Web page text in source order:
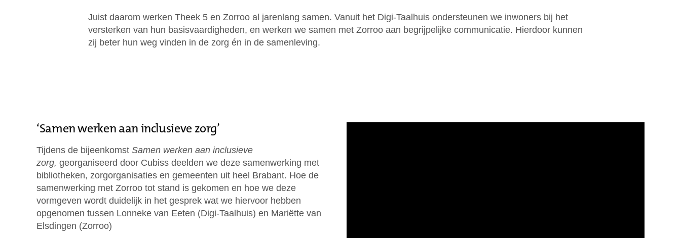
Juist daarom werken Theek 5 en Zorroo al jarenlang samen. Vanuit het Digi-Taalhuis ondersteunen we inwoners bij het
versterken van hun basisvaardigheden, en werken we samen met Zorroo aan begrijpelijke communicatie. Hierdoor kunnen
zij beter hun weg vinden in de zorg én in de samenleving.
‘Samen werken aan inclusieve zorg’
Tijdens de bijeenkomst Samen werken aan inclusieve
zorg, georganiseerd door Cubiss deelden we deze samenwerking met
bibliotheken, zorgorganisaties en gemeenten uit heel Brabant. Hoe de
samenwerking met Zorroo tot stand is gekomen en hoe we deze
vormgeven wordt duidelijk in het gesprek wat we hiervoor hebben
opgenomen tussen Lonneke van Eeten (Digi-Taalhuis) en Mariëtte van
Elsdingen (Zorroo)